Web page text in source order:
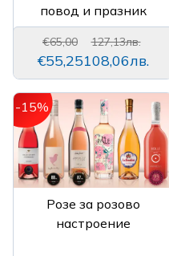
повод и празник
€65,00
€55,25
127,13лв.
108,06лв.
-15%
Розе за розово
настроение